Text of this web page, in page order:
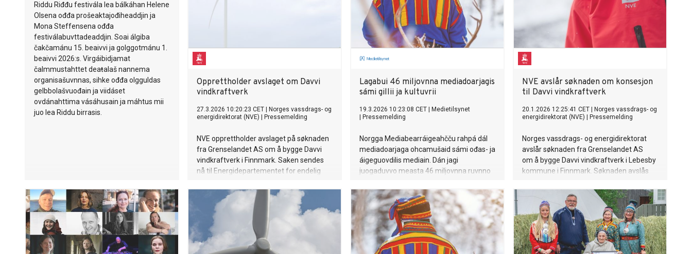
Riddu Riđđu festivála lea bálkáhan Helene
Olsena ođđa prošeaktajođiheaddjin ja
Mona Steffensena ođđa
festiválabuvttadeaddjin. Soai álgiba
čakčamánu 15. beaivvi ja golggotmánu 1.
beaivvi 2026:s. Virgáibidjamat
čalmmustahttet deaŧalaš nannema
organisašuvnnas, sihke ođđa olgguldas
gelbbolašvuođain ja viidáset
ovdánahttima vásáhusain ja máhtus mii
juo lea Riddu birrasis.
Opprettholder avslaget om Davvi
vindkraftverk
27.3.2026 10:20:23 CET
Norges vassdrags- og
energidirektorat (NVE)
Pressemelding
NVE opprettholder avslaget på søknaden
fra Grenselandet AS om å bygge Davvi
vindkraftverk i Finnmark. Saken sendes
nå til Energidepartementet for endelig
Lagabui 46 miljovnna mediadoarjagis
sámi gillii ja kultuvrii
19.3.2026 10:23:08 CET
Medietilsynet
Pressemelding
Norgga Mediabearráigeahčču rahpá dál
mediadoarjaga ohcamušaid sámi ođas- ja
áigeguovdilis mediain. Dán jagi
juogaduvvo measta 46 miljovnna ruvnno
birra sámi ođas- ja áigeguovdilis
mediaide.
NVE avslår søknaden om konsesjon
til Davvi vindkraftverk
20.1.2026 12:25:41 CET
Norges vassdrags- og
energidirektorat (NVE)
Pressemelding
Norges vassdrags- og energidirektorat
avslår søknaden fra Grenselandet AS
om å bygge Davvi vindkraftverk i Lebesby
kommune i Finnmark. Søknaden avslås
Norges aller største villmarksområder.
Området har også en særlig verdi for
samisk kultur og tradisjonell bruk.